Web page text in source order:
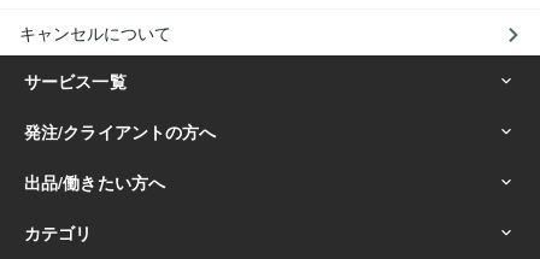
キャンセルについて